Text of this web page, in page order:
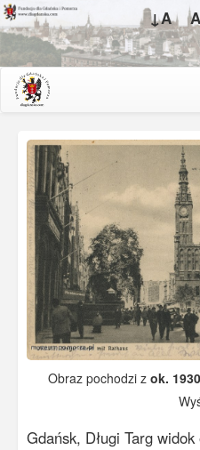
↓A A
Obraz pochodzi z ok.
Gdańsk, Długi Targ